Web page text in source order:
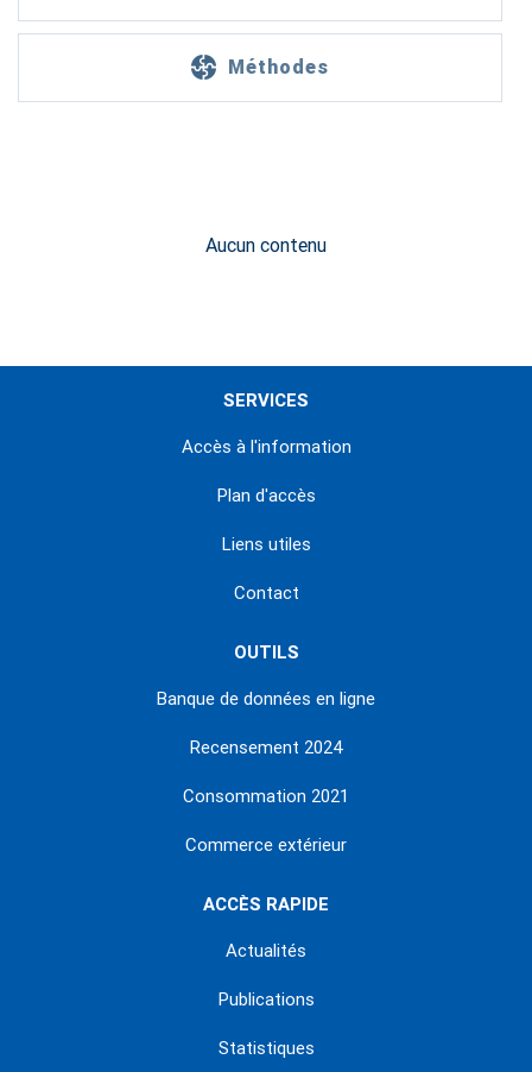
Méthodes
Aucun contenu
SERVICES
Accès à l'information
Plan d'accès
Liens utiles
Contact
OUTILS
Banque de données en ligne
Recensement 2024
Consommation 2021
Commerce extérieur
ACCÈS RAPIDE
Actualités
Publications
Statistiques